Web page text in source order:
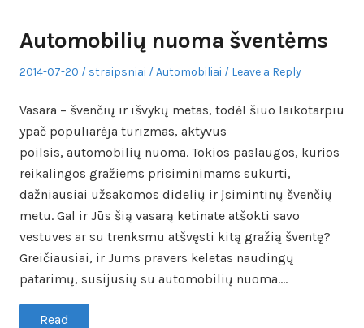
Automobilių nuoma šventėms
Posted
2014-07-20 Author
straipsniai
Posted
Automobiliai Leave a Reply
Vasara – švenčių ir išvykų metas, todėl šiuo laikotarpiu
ypač populiarėja turizmas, aktyvus
poilsis, automobilių nuoma. Tokios paslaugos, kurios
reikalingos gražiems prisiminimams sukurti,
dažniausiai užsakomos didelių ir įsimintinų švenčių
metu. Gal ir Jūs šią vasarą ketinate atšokti savo
vestuves ar su trenksmu atšvęsti kitą gražią šventę?
Greičiausiai, ir Jums pravers keletas naudingų
patarimų, susijusių su automobilių nuoma.…
Read